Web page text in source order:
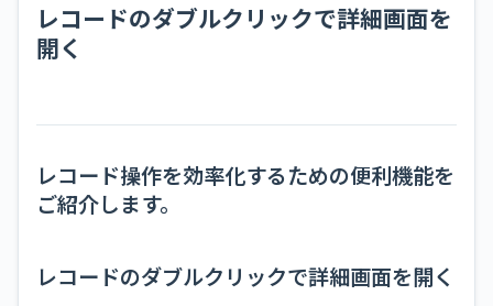
レコードのダブルクリックで詳細画面を
開く
レコード操作を効率化するための便利機能を
ご紹介します。
レコードのダブルクリックで詳細画面を開く